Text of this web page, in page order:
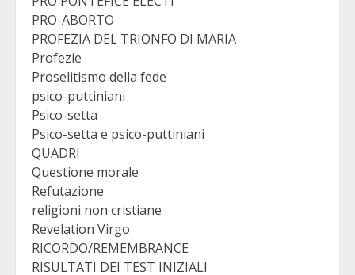
PRO-ABORTO
PROFEZIA DEL TRIONFO DI MARIA
Profezie
Proselitismo della fede
psico-puttiniani
Psico-setta
Psico-setta e psico-puttiniani
QUADRI
Questione morale
Refutazione
religioni non cristiane
Revelation Virgo
RICORDO/REMEMBRANCE
RISULTATI DEI TEST INIZIALI